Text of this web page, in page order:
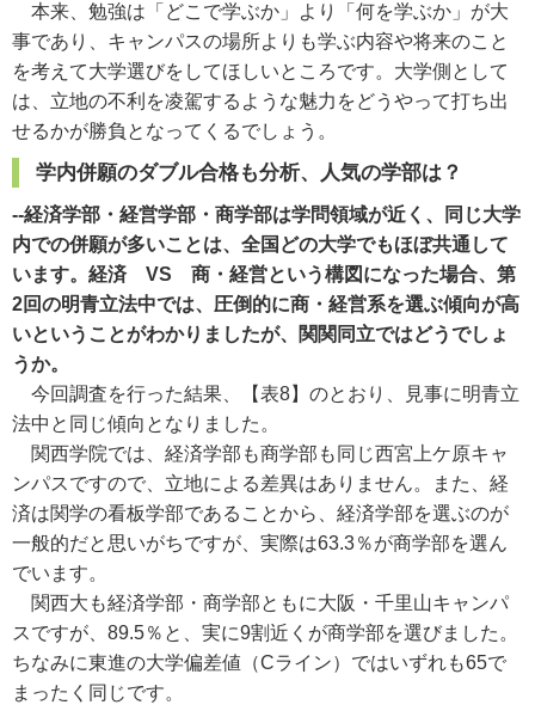
本来、勉強は「どこで学ぶか」より「何を学ぶか」が大
事であり、キャンパスの場所よりも学ぶ内容や将来のこと
を考えて大学選びをしてほしいところです。大学側として
は、立地の不利を凌駕するような魅力をどうやって打ち出
せるかが勝負となってくるでしょう。
学内併願のダブル合格も分析、人気の学部は？
--経済学部・経営学部・商学部は学問領域が近く、同じ大学
内での併願が多いことは、全国どの大学でもほぼ共通して
います。経済 VS 商・経営という構図になった場合、第
2回の明青立法中では、圧倒的に商・経営系を選ぶ傾向が高
いということがわかりましたが、関関同立ではどうでしょ
うか。
今回調査を行った結果、【表8】のとおり、見事に明青立
法中と同じ傾向となりました。
関西学院では、経済学部も商学部も同じ西宮上ケ原キャ
ンパスですので、立地による差異はありません。また、経
済は関学の看板学部であることから、経済学部を選ぶのが
一般的だと思いがちですが、実際は63.3％が商学部を選ん
でいます。
関西大も経済学部・商学部ともに大阪・千里山キャンパ
スですが、89.5％と、実に9割近くが商学部を選びました。
ちなみに東進の大学偏差値（Cライン）ではいずれも65で
まったく同じです。